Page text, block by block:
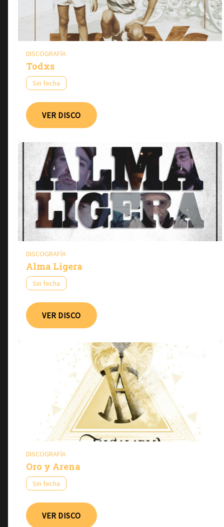
DISCOGRAFÍA
Todxs
Sin fecha
VER DISCO
DISCOGRAFÍA
Alma Ligera
Sin fecha
VER DISCO
DISCOGRAFÍA
Oro y Arena
Sin fecha
VER DISCO